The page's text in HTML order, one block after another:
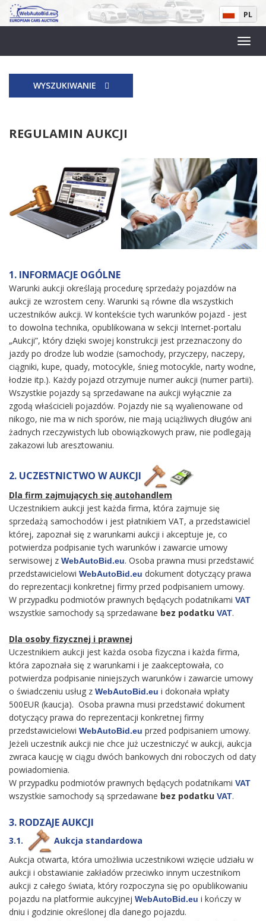
PL
WYSZUKIWANIE
REGULAMIN AUKCJI
1. INFORMACJE OGÓLNE
Warunki aukcji określają procedurę sprzedaży pojazdów na
aukcji ze wzrostem ceny. Warunki są równe dla wszystkich
uczestników aukcji. W kontekście tych warunków pojazd - jest
to dowolna technika, opublikowana w sekcji Internet-portalu
„Aukcji”, który dzięki swojej konstrukcji jest przeznaczony do
jazdy po drodze lub wodzie (samochody, przyczepy, naczepy,
ciągniki, kupe, quady, motocykle, śnieg motocykle, narty wodne,
łodzie itp.). Każdy pojazd otrzymuje numer aukcji (numer partii).
Wszystkie pojazdy są sprzedawane na aukcji wyłącznie za
zgodą właścicieli pojazdów. Pojazdy nie są wyalienowane od
nikogo, nie ma w nich sporów, nie mają uciążliwych długów ani
żadnych rzeczywistych lub obowiązkowych praw, nie podlegają
zakazowi lub aresztowaniu.
2. UCZESTNICTWO W AUKCJI
Dla firm zajmujących się autohandlem
Uczestnikiem aukcji jest każda firma, która zajmuje się
sprzedażą samochodów i jest płatnikiem VAT, a przedstawiciel
której, zapoznał się z warunkami aukcji i akceptuje je, co
potwierdza podpisanie tych warunków i zawarcie umowy
serwisowej z WebAutoBid.eu. Osoba prawna musi przedstawić
przedstawicielowi WebAutoBid.eu dokument dotyczący prawa
do reprezentacji konkretnej firmy przed podpisaniem umowy.
W przypadku podmiotów prawnych będących podatnikami VAT
wszystkie samochody są sprzedawane bez podatku VAT.
Dla osoby fizycznej i prawnej
Uczestnikiem aukcji jest każda osoba fizyczna i każda firma,
która zapoznała się z warunkami i je zaakceptowała, co
potwierdza podpisanie niniejszych warunków i zawarcie umowy
o świadczeniu usług z WebAutoBid.eu i dokonała wpłaty
500EUR (kaucja). Osoba prawna musi przedstawić dokument
dotyczący prawa do reprezentacji konkretnej firmy
przedstawicielowi WebAutoBid.eu przed podpisaniem umowy.
Jeżeli uczestnik aukcji nie chce już uczestniczyć w aukcji, aukcja
zwraca kaucję w ciągu dwóch bankowych dni roboczych od daty
powiadomienia.
W przypadku podmiotów prawnych będących podatnikami VAT
wszystkie samochody są sprzedawane bez podatku VAT.
3. RODZAJE AUKCJI
3.1.
Aukcja standardowa
Aukcja otwarta, która umożliwia uczestnikowi wzięcie udziału w
aukcji i obstawianie zakładów przeciwko innym uczestnikom
aukcji z całego świata, który rozpoczyna się po opublikowaniu
pojazdu na platformie aukcyjnej WebAutoBid.eu i kończy w
dniu i godzinie określonej dla danego pojazdu.